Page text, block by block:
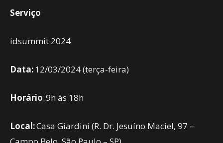
Serviço
idsummit 2024
Data:12/03/2024 (terça-feira)
Horário: 9h às 18h
Local:Casa Giardini (R. Dr. Jesuíno Maciel, 97 –